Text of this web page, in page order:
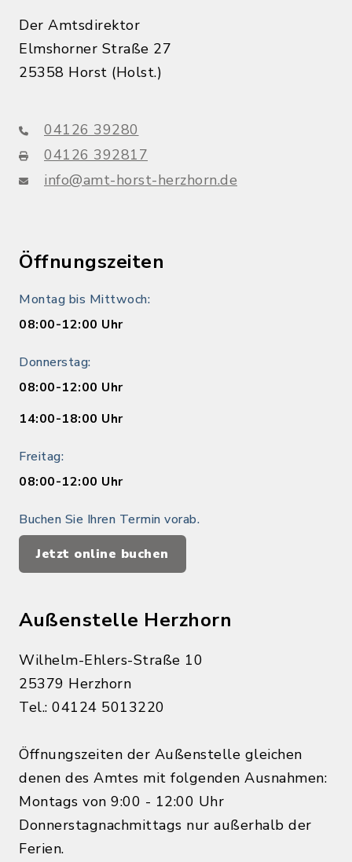
Der Amtsdirektor
Elmshorner Straße 27
25358 Horst (Holst.)
04126 39280
04126 392817
info@amt-horst-herzhorn.de
Öffnungszeiten
Montag bis Mittwoch:
08:00-12:00 Uhr
Donnerstag:
08:00-12:00 Uhr
14:00-18:00 Uhr
Freitag:
08:00-12:00 Uhr
Buchen Sie Ihren Termin vorab.
Jetzt online buchen
Außenstelle Herzhorn
Wilhelm-Ehlers-Straße 10
25379 Herzhorn
Tel.: 04124 5013220
Öffnungszeiten der Außenstelle gleichen
denen des Amtes mit folgenden Ausnahmen:
Montags von 9:00 - 12:00 Uhr
Donnerstagnachmittags nur außerhalb der
Ferien.